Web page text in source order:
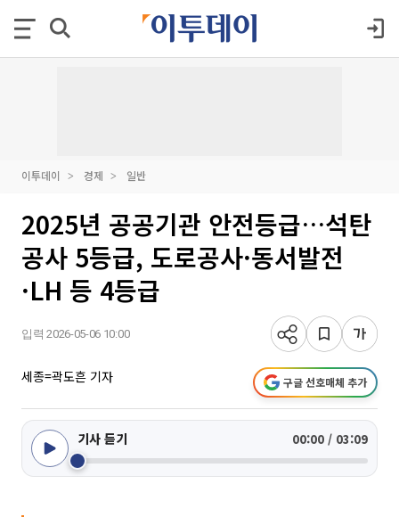
이투데이 경제 일반
2025년 공공기관 안전등급…석탄
공사 5등급, 도로공사·동서발전
·LH 등 4등급
입력 2026-05-06 10:00
세종=곽도흔 기자 구글 선호매체 추가
기사 듣기 00:00 / 03:09